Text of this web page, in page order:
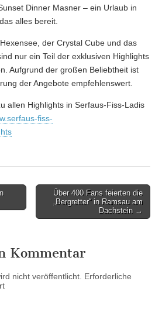
Dinner Masner – ein Urlaub in
alles bereit.
der Crystal Cube und das
nur ein Teil der exklusiven Highlights
Aufgrund der großen Beliebtheit ist
der Angebote empfehlenswert.
allen Highlights in Serfaus-Fiss-Ladis
fiss-
Über 400 Fans feierten die
„Bergretter“ in Ramsau am
Dachstein →
Kommentar
nicht veröffentlicht. Erforderliche